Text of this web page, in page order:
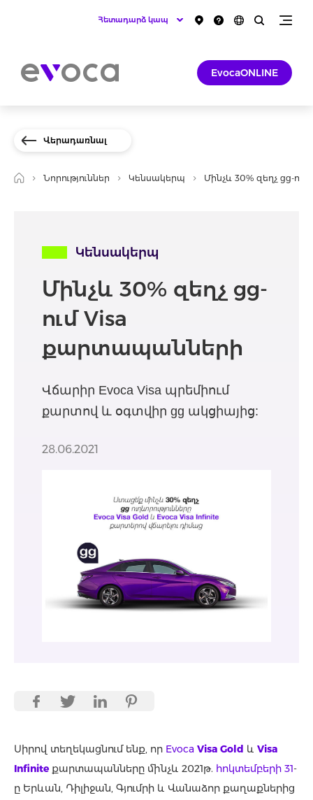
Հետադարձ կապ
EvocaONLINE
Վերադառնալ
Նորություններ Կենսակերպ Մինչև 30% զեղչ gg-
Կենսակերպ
Մինչև 30% զեղչ gg-
ում Visa
քարտապանների
Վճարիր Evoca Visa պրեմիում
քարտով և օգտվիր gg ակցիայից:
28.06.2021
Սիրով տեղեկացնում ենք, որ Evoca Visa Gold և Visa
Infinite քարտապանները մինչև 2021թ. հոկտեմբերի 31-
ը Երևան, Դիլիջան, Գյումրի և Վանաձոր քաղաքներից